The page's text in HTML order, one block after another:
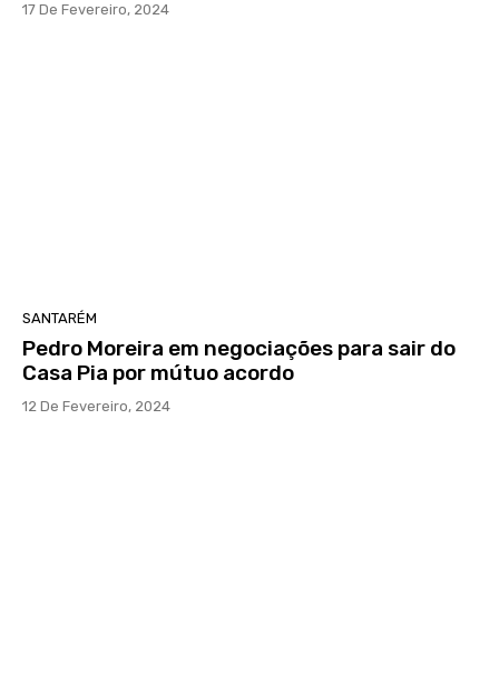
17 De Fevereiro, 2024
SANTARÉM
Pedro Moreira em negociações para sair do
Casa Pia por mútuo acordo
12 De Fevereiro, 2024